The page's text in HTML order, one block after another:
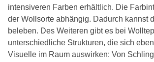
intensiveren Farben erhältlich. Die
der Wollsorte abhängig. Dadurch kannst
beleben. Des Weiteren gibt es bei
unterschiedliche Strukturen, die sich
Visuelle im Raum auswirken: Von